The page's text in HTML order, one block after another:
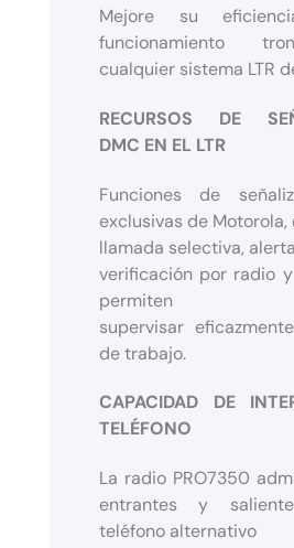
Mejore su
funcionamiento
cualquier sistema LTR
RECURSOS DE
DMC EN EL LTR
Funciones de
exclusivas de
llamada selectiva,
verificación por radio
permiten
supervisar
de trabajo.
CAPACIDAD DE
TELÉFONO
La radio PRO7350
entrantes y
teléfono alternativo